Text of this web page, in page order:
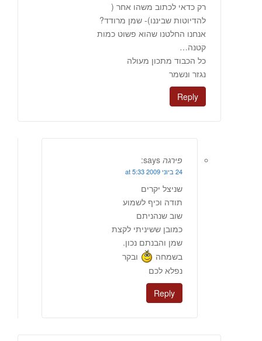
רק כדאי לכתוב משהו אחר (
להדיוטות שביננו)- שמן מרודד?
אנחנו החלטנו שהוא פשוט כמות
קטנה…
כל הכבוד מתכון מעולה
נגזר ונשמר
Reply
פירגה says:
24 ביוני 2009 at 5:33
שניצל יקרים
תודה וכיף לשמוע
שוב שנהניתם
כמובן ששיניתי לקצת
שמן והבנתם נכון.
בשמחה
ובקר
נפלא לכם
Reply